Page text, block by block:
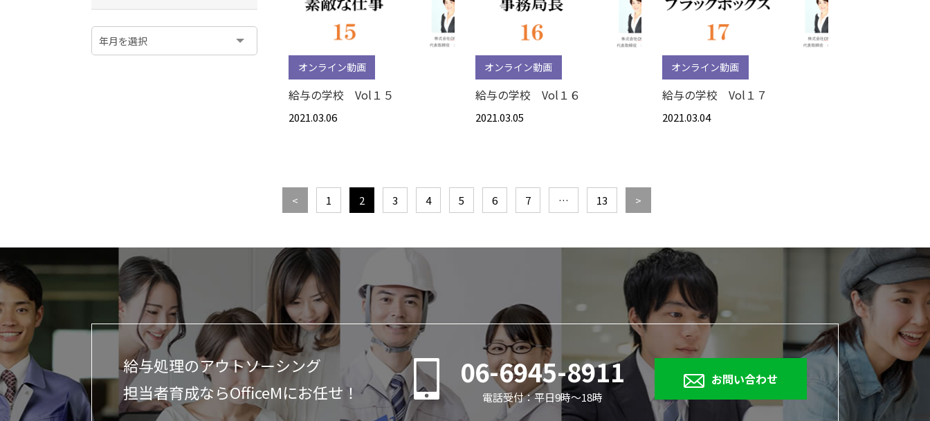
オンライン動画
給与の学校 Vol１５
2021.03.06
オンライン動画
給与の学校 Vol１６
2021.03.05
オンライン動画
給与の学校 Vol１７
2021.03.04
< 1 2 3 4 5 6 7 … 13 >
給与処理のアウトソーシング
担当者育成ならOfficeMにお任せ！
06-6945-8911
電話受付：平日9時～18時
お問い合わせ